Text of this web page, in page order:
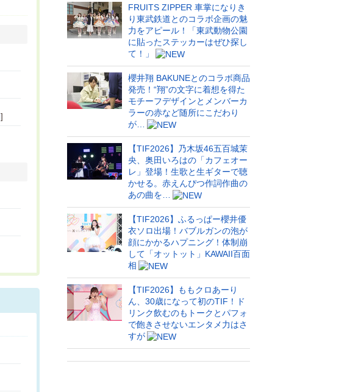
]
FRUITS ZIPPER 車掌になりき
り東武鉄道とのコラボ企画の魅
力をアピール！「東武動物公園
に貼ったステッカーはぜひ探し
て！」
櫻井翔 BAKUNEとのコラボ商品
発売！“翔”の文字に着想を得た
モチーフデザインとメンバーカ
ラーの赤など随所にこだわり
が…
【TIF2026】乃木坂46五百城茉
央、奥田いろはの「カフェオー
レ」登場！生歌と生ギターで聴
かせる。赤えんぴつ作詞作曲の
あの曲を…
【TIF2026】ふるっぱー櫻井優
衣ソロ出場！バブルガンの泡が
顔にかかるハプニング！体制崩
して「オットット」KAWAII百面
相
【TIF2026】ももクロあーり
ん、30歳になって初のTIF！ド
リンク飲むのもトークとパフォ
で飽きさせないエンタメ力はさ
すが